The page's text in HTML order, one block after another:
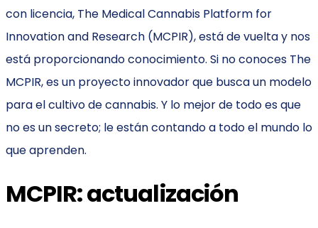
con licencia, The Medical Cannabis Platform for
Innovation and Research (MCPIR), está de vuelta y nos
está proporcionando conocimiento. Si no conoces The
MCPIR, es un proyecto innovador que busca un modelo
para el cultivo de cannabis. Y lo mejor de todo es que
no es un secreto; le están contando a todo el mundo lo
que aprenden.
MCPIR: actualización